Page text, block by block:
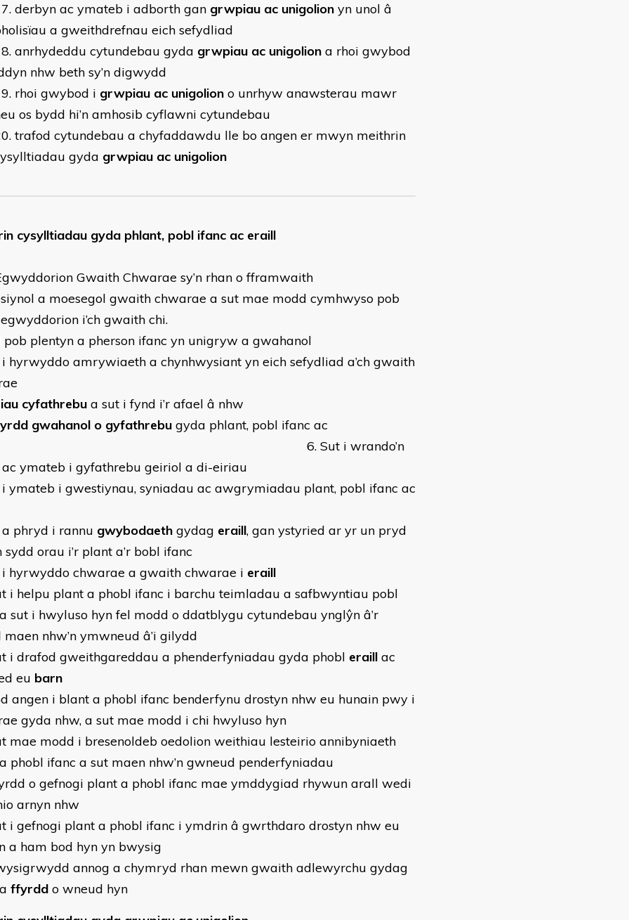
derbyn ac ymateb i adborth gan grwpiau ac unigolion yn unol â
a gweithdrefnau eich sefydliad
anrhydeddu cytundebau gyda grwpiau ac unigolion a rhoi gwybod
nhw beth sy’n digwydd
rhoi gwybod i grwpiau ac unigolion o unrhyw anawsterau mawr
os bydd hi’n amhosib cyflawni cytundebau
trafod cytundebau a chyfaddawdu lle bo angen er mwyn meithrin
gyda grwpiau ac unigolion
cysylltiadau gyda phlant, pobl ifanc ac eraill
Gwaith Chwarae sy’n rhan o fframwaith
a moesegol gwaith chwarae a sut mae modd cymhwyso pob
egwyddorion i’ch gwaith chi.
pob plentyn a pherson ifanc yn unigryw a gwahanol
i hyrwyddo amrywiaeth a chynhwysiant yn eich sefydliad a’ch gwaith
cyfathrebu a sut i fynd i’r afael â nhw
gwahanol o gyfathrebu gyda phlant, pobl ifanc ac
6. Sut i wrando’n
ymateb i gyfathrebu geiriol a di-eiriau
i ymateb i gwestiynau, syniadau ac awgrymiadau plant, pobl ifanc ac
a phryd i rannu gwybodaeth gydag eraill, gan ystyried ar yr un pryd
sydd orau i’r plant a’r bobl ifanc
i hyrwyddo chwarae a gwaith chwarae i eraill
i helpu plant a phobl ifanc i barchu teimladau a safbwyntiau pobl
sut i hwyluso hyn fel modd o ddatblygu cytundebau ynglŷn â’r
nhw’n ymwneud â’i gilydd
i drafod gweithgareddau a phenderfyniadau gyda phobl eraill ac
eu barn
angen i blant a phobl ifanc benderfynu drostyn nhw eu hunain pwy i
gyda nhw, a sut mae modd i chi hwyluso hyn
mae modd i bresenoldeb oedolion weithiau lesteirio annibyniaeth
phobl ifanc a sut maen nhw’n gwneud penderfyniadau
o gefnogi plant a phobl ifanc mae ymddygiad rhywun arall wedi
arnyn nhw
i gefnogi plant a phobl ifanc i ymdrin â gwrthdaro drostyn nhw eu
a ham bod hyn yn bwysig
annog a chymryd rhan mewn gwaith adlewyrchu gydag
ffyrdd o wneud hyn